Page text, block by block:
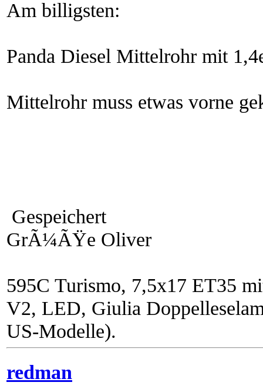
Am billigsten:
Panda Diesel Mittelrohr mit
Mittelrohr muss etwas vorne
Gespeichert
GrÃ¼ÃŸe Oliver
595C Turismo, 7,5x17 ET35
V2, LED, Giulia
US-Modelle).
redman